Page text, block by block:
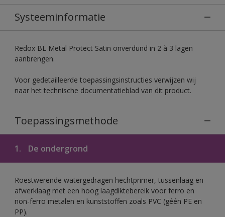
Systeeminformatie
Redox BL Metal Protect Satin onverdund in 2 à 3 lagen
aanbrengen.
Voor gedetailleerde toepassingsinstructies verwijzen wij
naar het technische documentatieblad van dit product.
Toepassingsmethode
1. De ondergrond
Roestwerende watergedragen hechtprimer, tussenlaag en
afwerklaag met een hoog laagdiktebereik voor ferro en
non-ferro metalen en kunststoffen zoals PVC (géén PE en
PP).